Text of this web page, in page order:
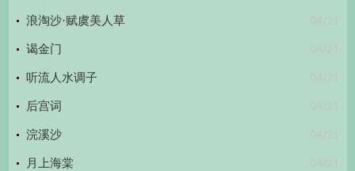
04/21
浪淘沙·赋虞美人草
04/21
谒金门
04/21
听流人水调子
04/21
后宫词
04/21
浣溪沙
04/21
月上海棠